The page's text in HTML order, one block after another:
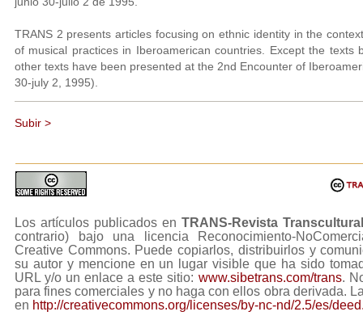
TRANS 2 presents articles focusing on ethnic identity in the
of musical practices in Iberoamerican countries. Except the
other texts have been presented at the 2nd Encounter of
30-july 2, 1995).
Subir >
Los artículos publicados enTRANS-Revista
contrario) bajo una licencia Reconocimiento-
Creative Commons. Puede copiarlos, distribuirlos y
su autor y mencione en un lugar visible que ha sido
URL y/o un enlace a este sitio: www.sibetrans.com/trans.
para fines comerciales y no haga con ellos obra derivada.
en http://creativecommons.org/licenses/by-nc-nd/2.5/es/